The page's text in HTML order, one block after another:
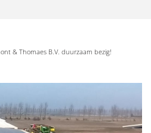
& Thomaes B.V. duurzaam bezig!